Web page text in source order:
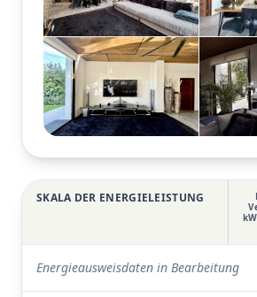
authentischen Umgebung,
in Gehweite zu Geschäften und
Die weitere Umgebung von San
seine lebendige Landschaft und
Natur, die berühmten
Westküste sowie seine
und Buchten mit kristallklarem
SKALA DER ENERGIELEISTUNG
Energieausweisdaten in Bearbeitung